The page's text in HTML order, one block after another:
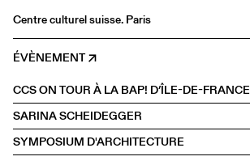
Centre culturel suisse. Paris
Agenda
Buvette
Archives
Médiathèque
ÉVÈNEMENT
CCS ON TOUR À LA BAP! D’ÎLE-DE-FRANCE
SARINA SCHEIDEGGER
SYMPOSIUM D'ARCHITECTURE